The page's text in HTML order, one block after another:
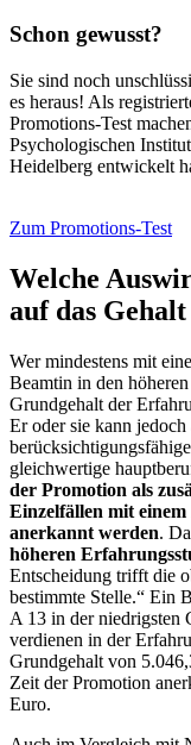
Schon gewusst?
Sie sind noch
es heraus! Als
Promotions-Test
Psychologischen
Heidelberg entwickelt
Zum Promotions-Test
Welche
auf das
Wer mindestens mit
Beamtin in den
Grundgehalt der
Er oder sie kann
gleichwertige
der Promotion als
Einzelfällen mit
anerkannt werden.
höheren
Entscheidung trifft die
bestimmte Stelle.“ Ein
A 13 in der niedrigsten
verdienen in der
Grundgehalt von
Zeit der Promotion
Euro.